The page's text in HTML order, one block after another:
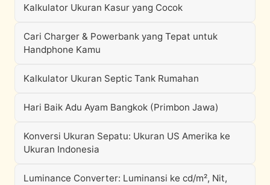
Kalkulator Ukuran Kasur yang Cocok
Cari Charger & Powerbank yang Tepat untuk
Handphone Kamu
Kalkulator Ukuran Septic Tank Rumahan
Hari Baik Adu Ayam Bangkok (Primbon Jawa)
Konversi Ukuran Sepatu: Ukuran US Amerika ke
Ukuran Indonesia
Luminance Converter: Luminansi ke cd/m², Nit,